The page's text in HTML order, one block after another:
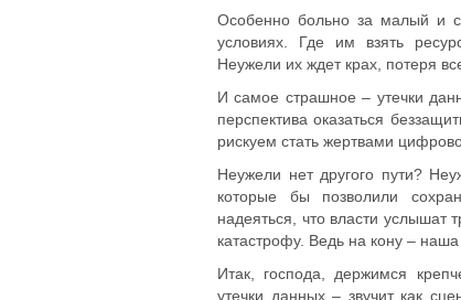
Особенно больно за малый и
условиях. Где им взять
Неужели их ждет крах, потеря
И самое страшное – утечки
перспектива оказаться
рискуем стать жертвами
Неужели нет другого пути?
которые бы позволили
надеяться, что власти услышат
катастрофу. Ведь на кону –
Итак, господа, держимся
утечки данных – звучит как